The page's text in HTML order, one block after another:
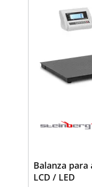
Balanza para
LCD / LED